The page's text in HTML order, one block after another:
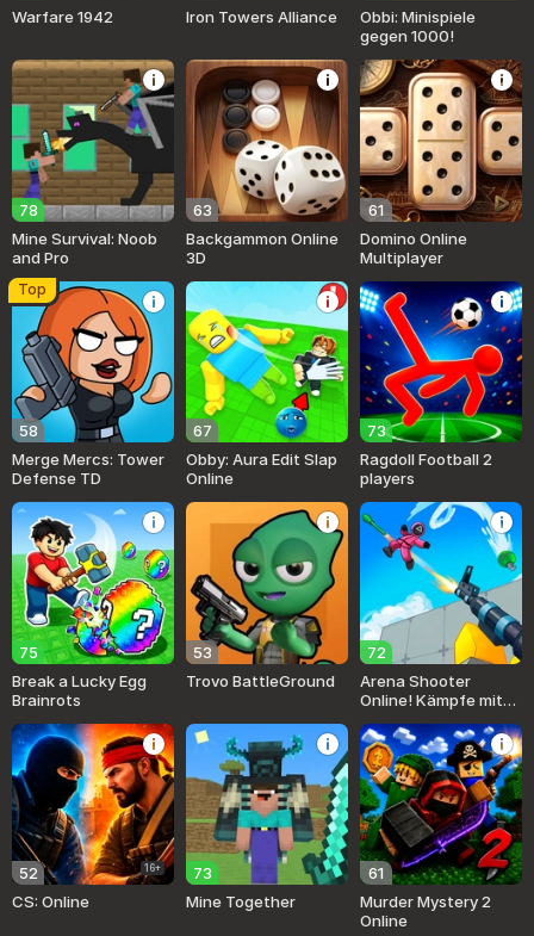
Warfare 1942
Iron Towers Alliance
Obbi: Minispiele
gegen 1000!
78
Mine Survival: Noob
and Pro
63
Backgammon Online
3D
61
Domino Online
Multiplayer
58
Top
Merge Mercs: Tower
Defense TD
67
Obby: Aura Edit Slap
Online
73
Ragdoll Football 2
players
75
Break a Lucky Egg
Brainrots
53
Trovo BattleGround
72
Arena Shooter
Online! Kämpfe mit
52 16+
CS: Online
73
Mine Together
61
Murder Mystery 2
Online